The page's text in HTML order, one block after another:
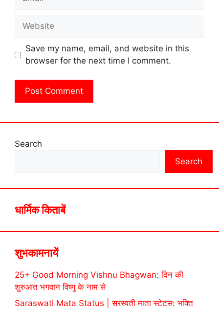
Website
Save my name, email, and website in this
browser for the next time I comment.
Search
Search
धार्मिक किताबें
शुभकामनायें
25+ Good Morning Vishnu Bhagwan: दिन की
शुरुआत भगवान विष्णु के नाम से
Saraswati Mata Status | सरस्वती माता स्टेटस: भक्ति